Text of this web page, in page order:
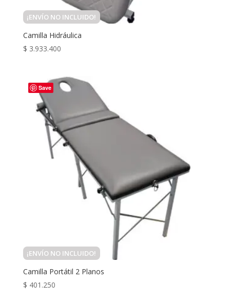
¡ENVÍO NO INCLUIDO!
Camilla Hidráulica
$ 3.933.400
Save
¡ENVÍO NO INCLUIDO!
Camilla Portátil 2 Planos
$ 401.250